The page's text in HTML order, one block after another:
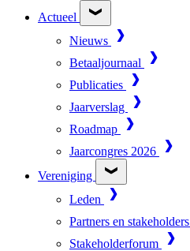
Actueel
Nieuws
Betaaljournaal
Publicaties
Jaarverslag
Roadmap
Jaarcongres 2026
Vereniging
Leden
Partners en stakeholders
Stakeholderforum